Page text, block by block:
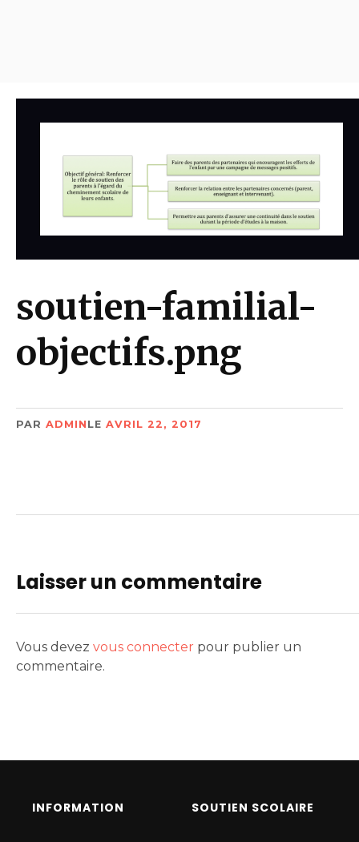
soutien-familial-
objectifs.png
PAR ADMIN LE AVRIL 22, 2017
Laisser un commentaire
Vous devez vous connecter pour publier un
commentaire.
INFORMATION SOUTIEN SCOLAIRE